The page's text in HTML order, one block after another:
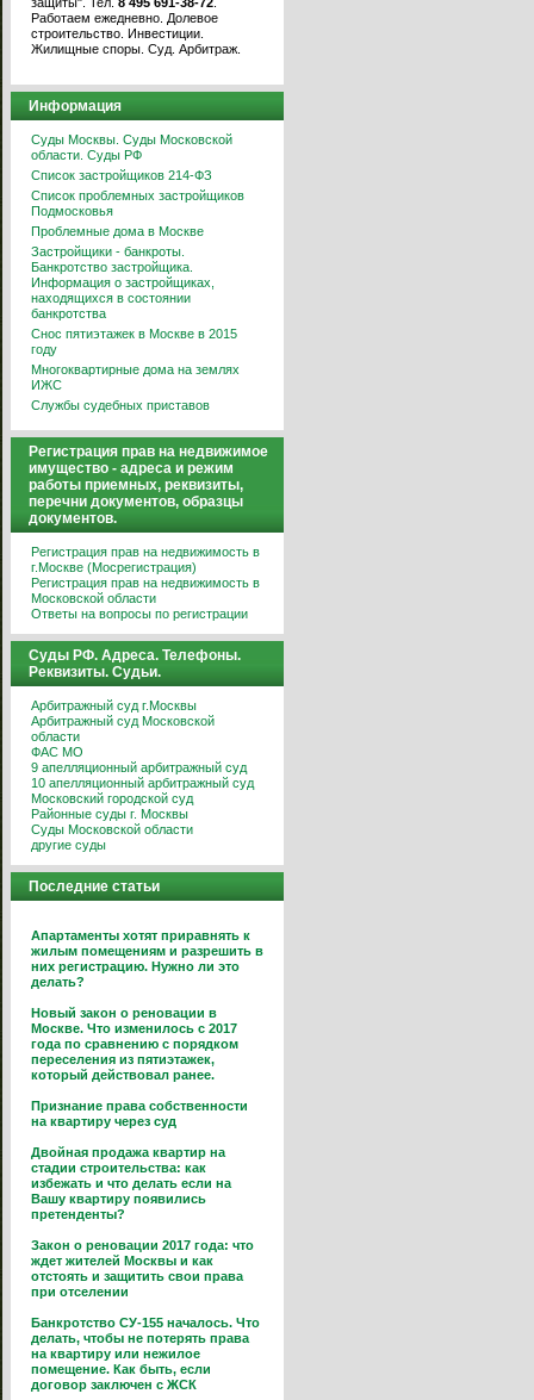
Работаем ежедневно. Долевое
строительство. Инвестиции.
Жилищные споры. Суд. Арбитраж.
Информация
Суды Москвы. Суды Московской
области. Суды РФ
Список застройщиков 214-ФЗ
Список проблемных застройщиков
Подмосковья
Проблемные дома в Москве
Застройщики - банкроты.
Банкротство застройщика.
Информация о застройщиках,
находящихся в состоянии
банкротства
Снос пятиэтажек в Москве в 2015
году
Многоквартирные дома на землях
ИЖС
Службы судебных приставов
Регистрация прав на недвижимое
имущество - адреса и режим
работы приемных, реквизиты,
перечни документов, образцы
документов.
Регистрация прав на недвижимость в
г.Москве (Мосрегистрация)
Регистрация прав на недвижимость в
Московской области
Ответы на вопросы по регистрации
Суды РФ. Адреса. Телефоны.
Реквизиты. Судьи.
Арбитражный суд г.Москвы
Арбитражный суд Московской
области
ФАС МО
9 апелляционный арбитражный суд
10 апелляционный арбитражный суд
Московский городской суд
Районные суды г. Москвы
Суды Московской области
другие суды
Последние статьи
Апартаменты хотят приравнять к
жилым помещениям и разрешить в
них регистрацию. Нужно ли это
делать?
Новый закон о реновации в
Москве. Что изменилось с 2017
года по сравнению с порядком
переселения из пятиэтажек,
который действовал ранее.
Признание права собственности
на квартиру через суд
Двойная продажа квартир на
стадии строительства: как
избежать и что делать если на
Вашу квартиру появились
претенденты?
Закон о реновации 2017 года: что
ждет жителей Москвы и как
отстоять и защитить свои права
при отселении
Банкротство СУ-155 началось. Что
делать, чтобы не потерять права
на квартиру или нежилое
помещение. Как быть, если
договор заключен с ЖСК